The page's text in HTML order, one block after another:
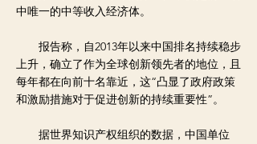
中唯一的中等收入经济体。
报告称，自2013年以来中国排名持续稳步
上升，确立了作为全球创新领先者的地位，且
每年都在向前十名靠近，这“凸显了政府政策
和激励措施对于促进创新的持续重要性”。
据世界知识产权组织的数据，中国单位